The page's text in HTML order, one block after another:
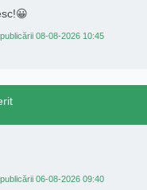
08-08-2026 10:45
06-08-2026 09:40